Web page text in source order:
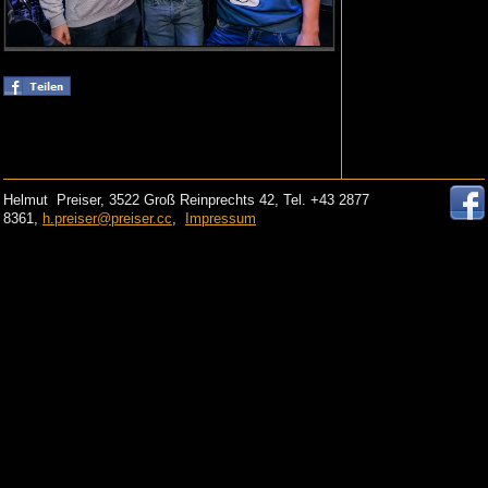
Helmut Preiser, 3522 Groß Reinprechts 42, Tel. +43 2877
8361, h.preiser@preiser.cc, Impressum